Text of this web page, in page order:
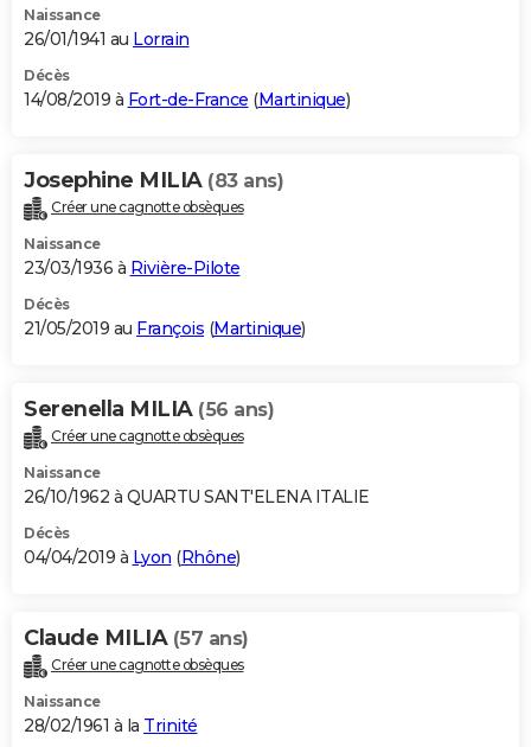
Naissance
26/01/1941 au Lorrain
Décès
14/08/2019 à Fort-de-France (Martinique)
Josephine MILIA (83 ans)
Créer une cagnotte obsèques
Naissance
23/03/1936 à Rivière-Pilote
Décès
21/05/2019 au François (Martinique)
Serenella MILIA (56 ans)
Créer une cagnotte obsèques
Naissance
26/10/1962 à QUARTU SANT'ELENA ITALIE
Décès
04/04/2019 à Lyon (Rhône)
Claude MILIA (57 ans)
Créer une cagnotte obsèques
Naissance
28/02/1961 à la Trinité